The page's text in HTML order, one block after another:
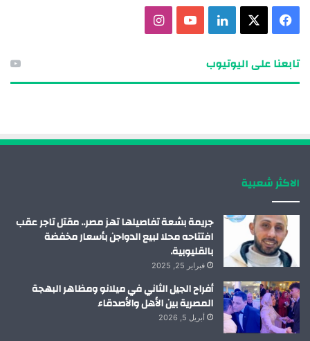
م
تابعنا على اليوتيوب
الاكثر شعبية
جريمة بشعة تفاصيلها تهز مصر.. مقتل تاجر عقب
افتتاحه محلا لبيع الدواجن بأسعار مخفضة
بالقليوبية.
فبراير 25, 2025
أفراح الجيل الثاني في ميلانو ومظاهر البهجة
المصرية بين الأهل والأصدقاء
أبريل 5, 2026